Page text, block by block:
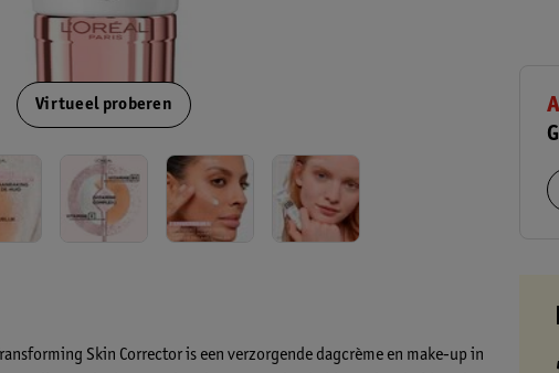
Virtueel proberen
Skin Corrector is een verzorgende dagcrème en make-up in